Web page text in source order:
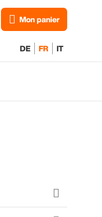
Mon panier
DE FR IT